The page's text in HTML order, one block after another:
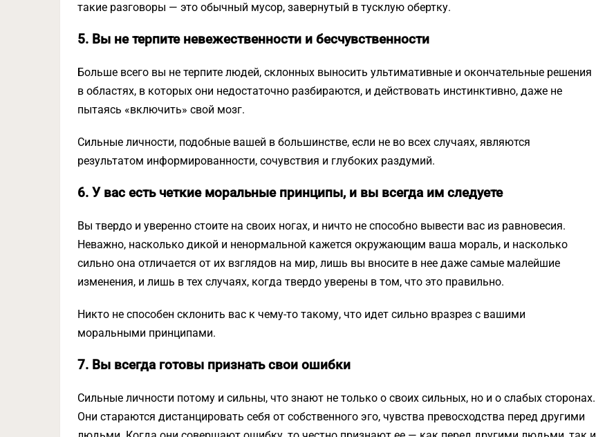
такие разговоры — это обычный мусор, завернутый в тусклую обертку.
5. Вы не терпите невежественности и бесчувственности
Больше всего вы не терпите людей, склонных выносить ультимативные и окончательные решения
в областях, в которых они недостаточно разбираются, и действовать инстинктивно, даже не
пытаясь «включить» свой мозг.
Сильные личности, подобные вашей в большинстве, если не во всех случаях, являются
результатом информированности, сочувствия и глубоких раздумий.
6. У вас есть четкие моральные принципы, и вы всегда им следуете
Вы твердо и уверенно стоите на своих ногах, и ничто не способно вывести вас из равновесия.
Неважно, насколько дикой и ненормальной кажется окружающим ваша мораль, и насколько
сильно она отличается от их взглядов на мир, лишь вы вносите в нее даже самые малейшие
изменения, и лишь в тех случаях, когда твердо уверены в том, что это правильно.
Никто не способен склонить вас к чему-то такому, что идет сильно вразрез с вашими
моральными принципами.
7. Вы всегда готовы признать свои ошибки
Сильные личности потому и сильны, что знают не только о своих сильных, но и о слабых сторонах.
Они стараются дистанцировать себя от собственного эго, чувства превосходства перед другими